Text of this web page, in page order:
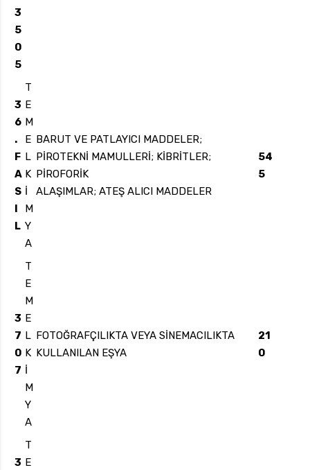
3
5
0
5
3
6
.
F
A
S
L
T
E
M
E
L
K
İ
M
Y
A
BARUT VE PATLAYICI MADDELER;
PİROTEKNİ MAMULLERİ; KİBRİTLER;
PİROFORİK
ALAŞIMLAR; ATEŞ ALICI MADDELER
54
5
3
7
0
7
T
E
M
E
L
K
İ
M
Y
A
FOTOĞRAFÇILIKTA VEYA SİNEMACILIKTA
KULLANILAN EŞYA
21
0
3
T
E